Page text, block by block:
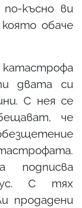
късно ви
обаче
катастрофа
двата си
С нея се
че
подписва
С тях
продадени